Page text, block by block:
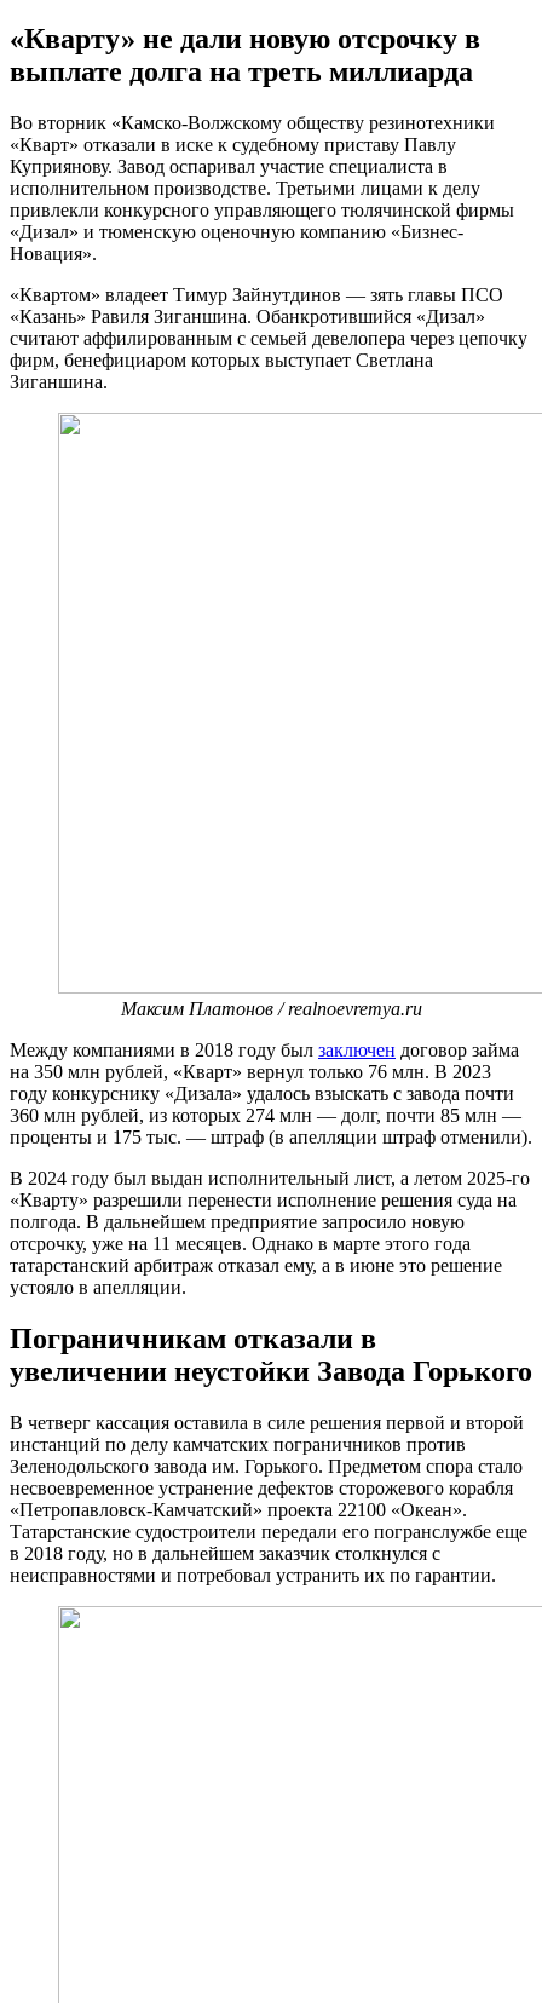
«Кварту» не дали новую отсрочку в
выплате долга на треть миллиарда
Во вторник «Камско-Волжскому обществу резинотехники
«Кварт» отказали в иске к судебному приставу Павлу
Куприянову. Завод оспаривал участие специалиста в
исполнительном производстве. Третьими лицами к делу
привлекли конкурсного управляющего тюлячинской фирмы
«Дизал» и тюменскую оценочную компанию «Бизнес-
Новация».
«Квартом» владеет Тимур Зайнутдинов — зять главы ПСО
«Казань» Равиля Зиганшина. Обанкротившийся «Дизал»
считают аффилированным с семьей девелопера через цепочку
фирм, бенефициаром которых выступает Светлана
Зиганшина.
Максим Платонов / realnoevremya.ru
Между компаниями в 2018 году был заключен договор займа
на 350 млн рублей, «Кварт» вернул только 76 млн. В 2023
году конкурснику «Дизала» удалось взыскать с завода почти
360 млн рублей, из которых 274 млн — долг, почти 85 млн —
проценты и 175 тыс. — штраф (в апелляции штраф отменили).
В 2024 году был выдан исполнительный лист, а летом 2025-го
«Кварту» разрешили перенести исполнение решения суда на
полгода. В дальнейшем предприятие запросило новую
отсрочку, уже на 11 месяцев. Однако в марте этого года
татарстанский арбитраж отказал ему, а в июне это решение
устояло в апелляции.
Пограничникам отказали в
увеличении неустойки Завода Горького
В четверг кассация оставила в силе решения первой и второй
инстанций по делу камчатских пограничников против
Зеленодольского завода им. Горького. Предметом спора стало
несвоевременное устранение дефектов сторожевого корабля
«Петропавловск-Камчатский» проекта 22100 «Океан».
Татарстанские судостроители передали его погранслужбе еще
в 2018 году, но в дальнейшем заказчик столкнулся с
неисправностями и потребовал устранить их по гарантии.